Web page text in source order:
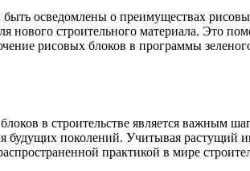
осведомлены о преимуществах
нового строительного материала. Это
рисовых блоков в программы
в строительстве является важным
будущих поколений. Учитывая растущий
практикой в мире